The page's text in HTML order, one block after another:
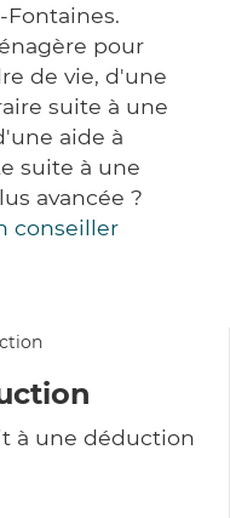
pour
de vie, d'une
suite à une
aide à
suite à une
avancée ?
conseiller
à une déduction